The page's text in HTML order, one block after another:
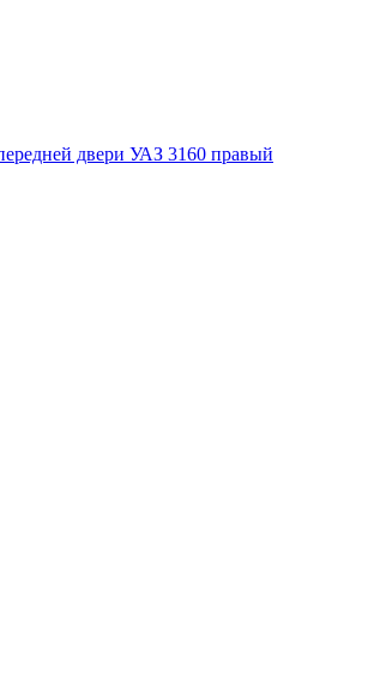
двери УАЗ 3160 правый